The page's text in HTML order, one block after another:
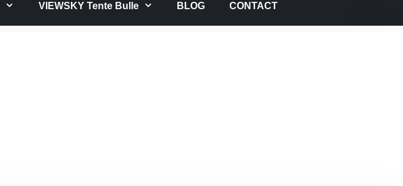
VIEWSKY Tente Bulle BLOG CONTACT